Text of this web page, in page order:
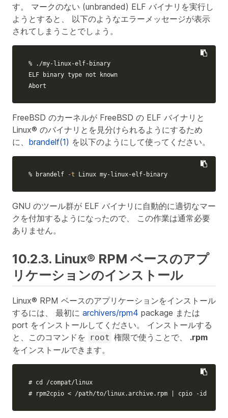
す。 マークのない (unbranded) ELF バイナリを実行し
ようとすると、 以下のようなエラーメッセージが表示
されてしまうことでしょう。
% ./my-linux-elf-binary
ELF binary type not known
Abort
FreeBSD のカーネルが FreeBSD の ELF バイナリと
Linux® のバイナリとを見分けられるようにするため
に、 brandelf(1) を以下のようにして使ってください。
% brandelf -t Linux my-linux-elf-binary
GNU のツール群が ELF バイナリに自動的に適切なマー
クを付加するようになったので、 この作業は通常必要
ありません。
10.2.3. Linux® RPM ベースのアプ
リケーションのインストール
Linux® RPM ベースのアプリケーションをインストール
するには、 最初に archivers/rpm4 package または
port をインストールしてください。 インストールする
と、このコマンドを root 権限で使うことで、 .rpm
をインストールできます。
# cd /compat/linux
# rpm2cpio < /path/to/linux.archive.rpm | cpio -id